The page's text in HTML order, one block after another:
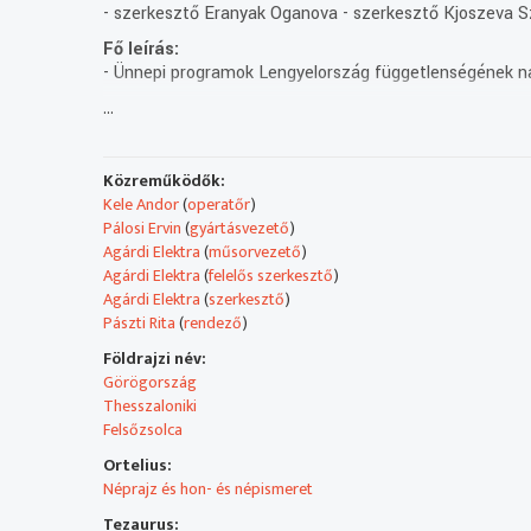
- szerkesztő Eranyak Oganova - szerkesztő
Fő leírás:
- Ünnepi programok Lengyelország függetlenségének
- Emlékezés az 1932-1933-ban éhen halt ukránokra.
- Örmény üveg ikonfestészet.
- A győri vaskakas és a poznani városháza
- Zöldág Nemzetközi Öko-Design Fesztivál a
- Programajánló: Klasszikusok buzukira és
- Thessaloniki nevezetességei röviden: Aphroditétől -
Tamás, operatőr: Mészáros Kornél).
- Tízéves a Felsőzsolcai Bolgár Önkormányzat.
...
Közreműködők:
Kele Andor(operatőr)
Pálosi Ervin(gyártásvezető)
Agárdi Elektra(műsorvezető)
Agárdi Elektra(felelős szerkesztő)
Agárdi Elektra(szerkesztő)
Pászti Rita(rendező)
Földrajzi név:
Görögország
Thesszaloniki
Felsőzsolca
Ortelius:
Néprajz és hon- és népismeret
Tezaurus: